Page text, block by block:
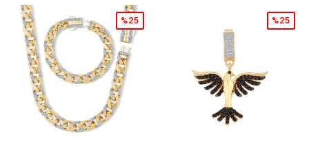
%25 %25